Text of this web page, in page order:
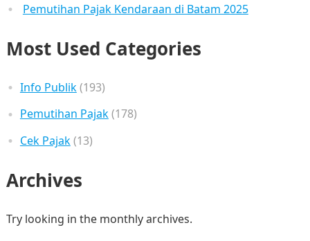
Pemutihan Pajak Kendaraan di Batam 2025
Most Used Categories
Info Publik(193)
Pemutihan Pajak(178)
Cek Pajak(13)
Archives
Try looking in the monthly archives.